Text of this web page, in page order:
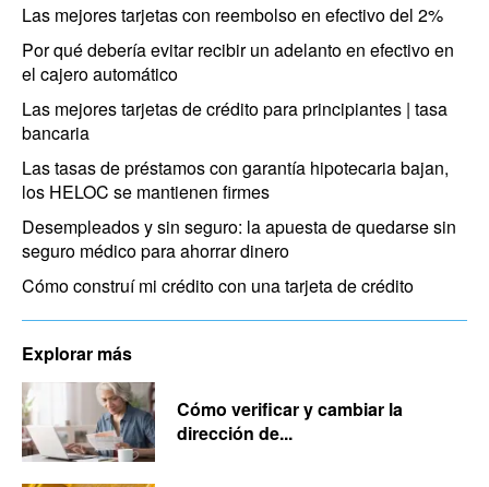
Las mejores tarjetas con reembolso en efectivo del 2%
Por qué debería evitar recibir un adelanto en efectivo en
el cajero automático
Las mejores tarjetas de crédito para principiantes | tasa
bancaria
Las tasas de préstamos con garantía hipotecaria bajan,
los HELOC se mantienen firmes
Desempleados y sin seguro: la apuesta de quedarse sin
seguro médico para ahorrar dinero
Cómo construí mi crédito con una tarjeta de crédito
Explorar más
Cómo verificar y cambiar la
dirección de...